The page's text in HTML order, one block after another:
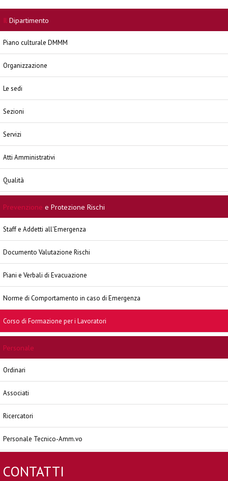
Il Dipartimento
Piano culturale DMMM
Organizzazione
Le sedi
Sezioni
Servizi
Atti Amministrativi
Qualità
Prevenzione e Protezione Rischi
Staff e Addetti all'Emergenza
Documento Valutazione Rischi
Piani e Verbali di Evacuazione
Norme di Comportamento in caso di Emergenza
Corso di Formazione per i Lavoratori
Personale
Ordinari
Associati
Ricercatori
Personale Tecnico-Amm.vo
CONTATTI